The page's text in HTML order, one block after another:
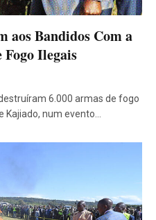
aos Bandidos Com a
Ilegais
6.000 armas de fogo
Kajiado, num evento…